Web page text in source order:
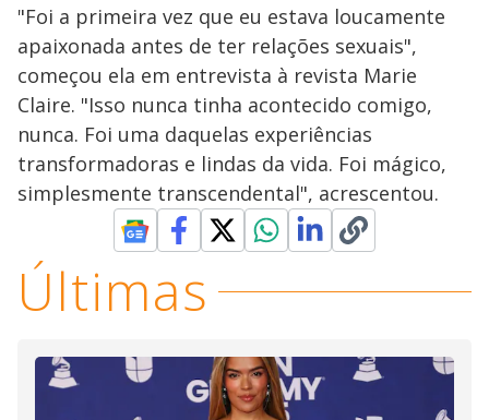
"Foi a primeira vez que eu estava loucamente
apaixonada antes de ter relações sexuais",
começou ela em entrevista à revista Marie
Claire.​ "Isso nunca tinha acontecido comigo,
nunca. Foi uma daquelas experiências
transformadoras e lindas da vida. Foi mágico,
simplesmente transcendental​", acrescentou.
Últimas